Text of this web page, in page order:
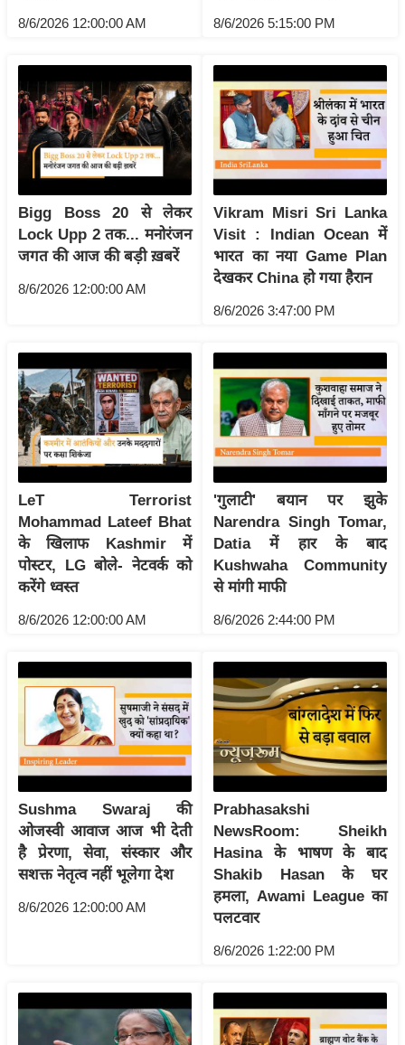
क
तृ
भू
मि
स्तं
ए
म
.
र
.
चा
य
प
र
स
मी
क्षा
ध
ति
ष
म
हि
मा
/
ध
र्म
स्थ
त्यो
हा
8/6/2026 12:00:00 AM 8/6/2026 5:15:00 PM
Bigg Boss 20 से लेकर
Lock Upp 2 तक... मनोरंजन
जगत की आज की बड़ी ख़बरें
8/6/2026 12:00:00 AM
Vikram Misri Sri Lanka
Visit : Indian Ocean में
भारत का नया Game Plan
देखकर China हो गया हैरान
8/6/2026 3:47:00 PM
LeT Terrorist
Mohammad Lateef Bhat
के खिलाफ Kashmir में
पोस्टर, LG बोले- नेटवर्क को
करेंगे ध्वस्त
8/6/2026 12:00:00 AM
'गुलाटी' बयान पर झुके
Narendra Singh Tomar,
Datia में हार के बाद
Kushwaha Community
से मांगी माफी
8/6/2026 2:44:00 PM
Sushma Swaraj की
ओजस्वी आवाज आज भी देती
है प्रेरणा, सेवा, संस्कार और
सशक्त नेतृत्व नहीं भूलेगा देश
8/6/2026 12:00:00 AM
Prabhasakshi
NewsRoom: Sheikh
Hasina के भाषण के बाद
Shakib Hasan के घर
हमला, Awami League का
पलटवार
8/6/2026 1:22:00 PM